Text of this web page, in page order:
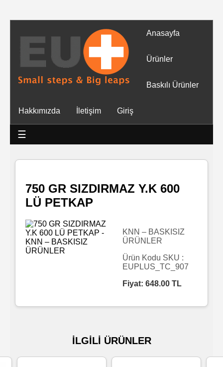
Anasayfa
Ürünler
Baskılı Ürünler
Hakkımızda İletişim Giriş
☰
Tüm
Ürünler
Mendiller
Baskılı
Islak
Rulo
Mendil
Islak
Su
750 GR SIZDIRMAZ Y.K 600
LÜ PETKAP
KNN – BASKISIZ
ÜRÜNLER
Ürün Kodu SKU :
EUPLUS_TC_907
Fiyat: 648.00 TL
İLGİLİ ÜRÜNLER